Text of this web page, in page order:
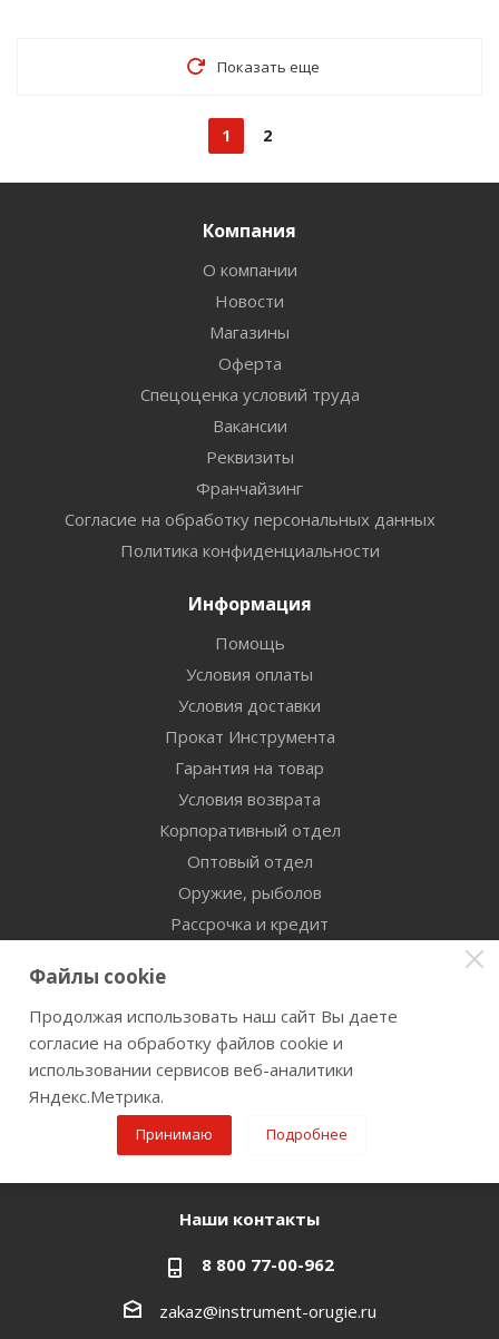
Показать еще
1 2
Компания
О компании
Новости
Магазины
Оферта
Спецоценка условий труда
Вакансии
Реквизиты
Франчайзинг
Согласие на обработку персональных данных
Политика конфиденциальности
Информация
Помощь
Условия оплаты
Условия доставки
Прокат Инструмента
Гарантия на товар
Условия возврата
Корпоративный отдел
Оптовый отдел
Оружие, рыболов
Рассрочка и кредит
Помощь
Бренды
Оставайтесь на связи
Наши контакты
8 800 77-00-962
zakaz@instrument-orugie.ru
Файлы cookie
Продолжая использовать наш сайт Вы даете
согласие на обработку файлов cookie и
использовании сервисов веб-аналитики
Яндекс.Метрика.
Принимаю Подробнее